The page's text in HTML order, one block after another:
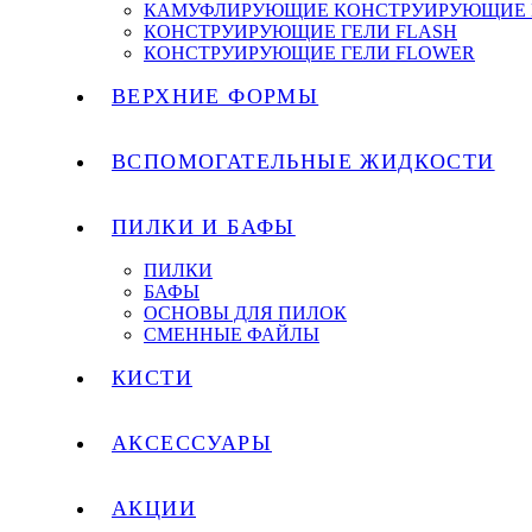
КАМУФЛИРУЮЩИЕ КОНСТРУИРУЮЩИЕ
КОНСТРУИРУЮЩИЕ ГЕЛИ FLASH
КОНСТРУИРУЮЩИЕ ГЕЛИ FLOWER
ВЕРХНИЕ ФОРМЫ
ВСПОМОГАТЕЛЬНЫЕ ЖИДКОСТИ
ПИЛКИ И БАФЫ
ПИЛКИ
БАФЫ
ОСНОВЫ ДЛЯ ПИЛОК
СМЕННЫЕ ФАЙЛЫ
КИСТИ
АКСЕССУАРЫ
АКЦИИ